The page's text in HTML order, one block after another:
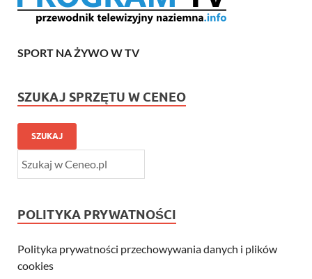
SPORT NA ŻYWO W TV
SZUKAJ SPRZĘTU W CENEO
SZUKAJ
POLITYKA PRYWATNOŚCI
Polityka prywatności przechowywania danych i plików
cookies